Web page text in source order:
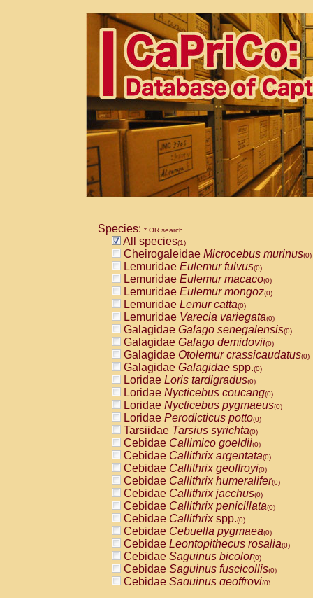
Species: * OR search
All species(1)
Cheirogaleidae Microcebus murinus(0)
Lemuridae Eulemur fulvus(0)
Lemuridae Eulemur macaco(0)
Lemuridae Eulemur mongoz(0)
Lemuridae Lemur catta(0)
Lemuridae Varecia variegata(0)
Galagidae Galago senegalensis(0)
Galagidae Galago demidovii(0)
Galagidae Otolemur crassicaudatus(0)
Galagidae Galagidae spp.(0)
Loridae Loris tardigradus(0)
Loridae Nycticebus coucang(0)
Loridae Nycticebus pygmaeus(0)
Loridae Perodicticus potto(0)
Tarsiidae Tarsius syrichta(0)
Cebidae Callimico goeldii(0)
Cebidae Callithrix argentata(0)
Cebidae Callithrix geoffroyi(0)
Cebidae Callithrix humeralifer(0)
Cebidae Callithrix jacchus(0)
Cebidae Callithrix penicillata(0)
Cebidae Callithrixspp.(0)
Cebidae Cebuella pygmaea(0)
Cebidae Leontopithecus rosalia(0)
Cebidae Saguinus bicolor(0)
Cebidae Saguinus fuscicollis(0)
Cebidae Saguinus geoffroyi(0)